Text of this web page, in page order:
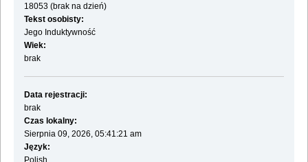
18053 (brak na dzień)
Tekst osobisty:
Jego Induktywność
Wiek:
brak
Data rejestracji:
brak
Czas lokalny:
Sierpnia 09, 2026, 05:41:21 am
Język:
Polish